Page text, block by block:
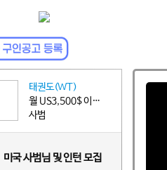
태권도(WT)
월 US3,500$ 이상~US4,000$ 이하
사범
미국 사범님 및 인턴 모집